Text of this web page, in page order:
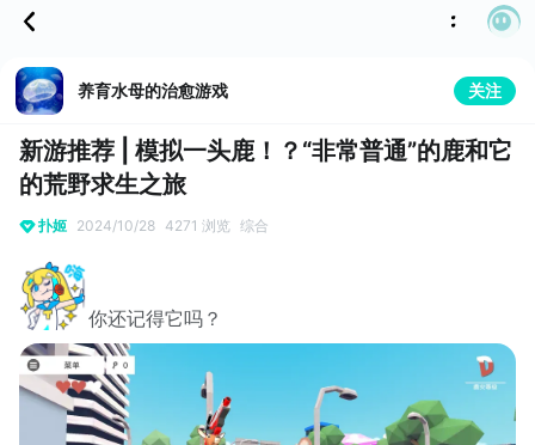
养育水母的治愈游戏 关注
新游推荐 | 模拟一头鹿！？“非常普通”的鹿和它
的荒野求生之旅
扑姬 2024/10/28 4271 浏览 综合
你还记得它吗？